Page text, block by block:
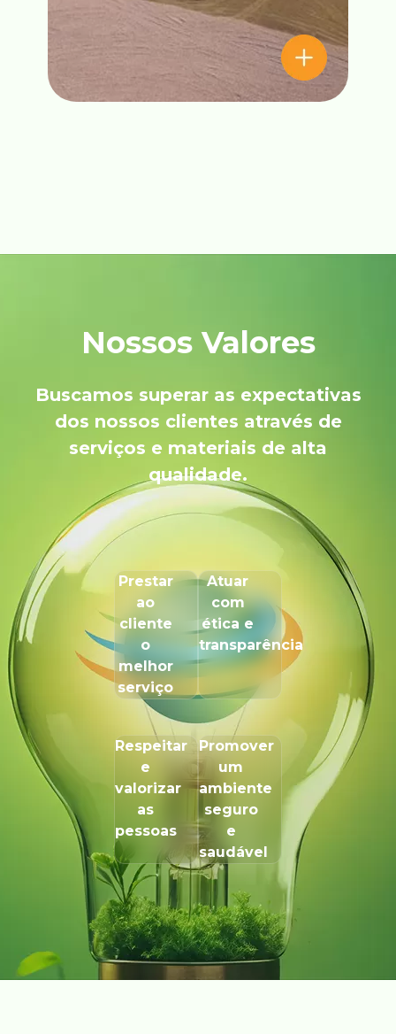
Nossos Valores
Buscamos superar as expectativas
dos nossos clientes através de
serviços e materiais de alta
qualidade.
Prestar
ao
cliente
o
melhor
serviço
Atuar
com
ética e
transparência
Respeitar
e
valorizar
as
pessoas
Promover
um
ambiente
seguro
e
saudável